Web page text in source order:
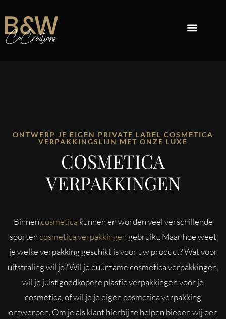
ONTWERP JE EIGEN PRIVATE LABEL COSMETICA
VERPAKKINGSLIJN MET ONZE LUXE
COSMETICA
VERPAKKINGEN
Binnencosmetica kunnen en worden veel verschillende
soortencosmetica verpakkingen gebruikt. Maar hoe weet
je welke verpakking geschikt is voor uw product? Wat voor
uitstraling wil je? Wil je duurzame cosmetica verpakkingen,
wil je juist goedkopere plastic verpakkingen voor je
cosmetica, of wil je je eigen cosmetica verpakking
ontwerpen. Om je als klant hierbij te helpen bieden wij een